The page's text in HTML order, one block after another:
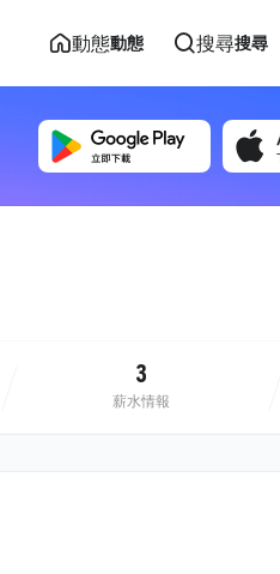
動態動態 搜尋搜尋
3
薪水情報